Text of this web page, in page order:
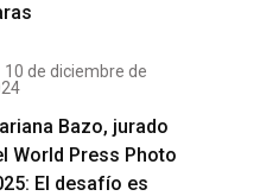
10 de diciembre de
Bazo, jurado
World Press Photo
El desafío es